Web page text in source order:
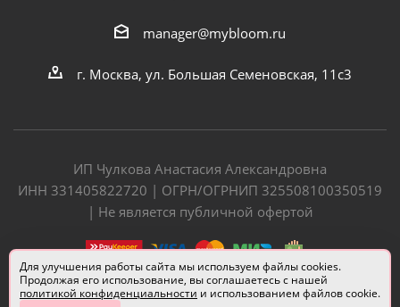
manager@mybloom.ru
г. Москва, ул. Большая Семеновская, 11с3
ИП Чулкова Анастасия Александровна
ИНН 331405822720 | ОГРН/ОГРНИП 325508100350519
| Не является публичной офертой
Для улучшения работы сайта мы используем файлы cookies.
Продолжая его использование, вы соглашаетесь с нашей
политикой конфиденциальности и использованием файлов cookie.